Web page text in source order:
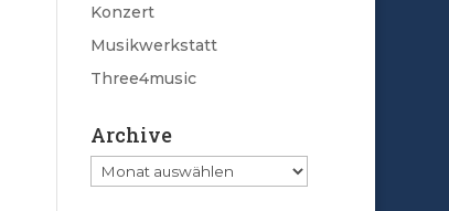
Konzert
Musikwerkstatt
Three4music
Archive
Archive